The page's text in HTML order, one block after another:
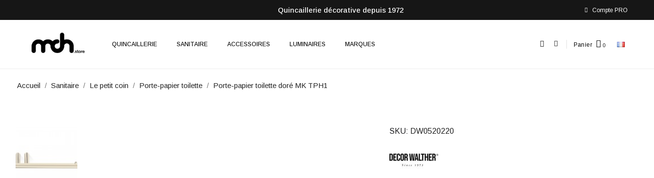
Quincaillerie décorative depuis 1972 Compte PRO
QUINCAILLERIE SANITAIRE ACCESSOIRES LUMINAIRES MARQUES Panier
Accueil Sanitaire Le petit coin Porte-papier toilette Porte-papier toilette doré MK TPH1
SKU DW0520220